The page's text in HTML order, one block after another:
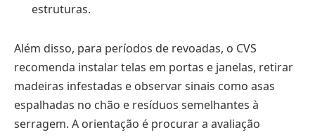
estruturas.
Além disso, para períodos de revoadas, o CVS
recomenda instalar telas em portas e janelas, retirar
madeiras infestadas e observar sinais como asas
espalhadas no chão e resíduos semelhantes à
serragem. A orientação é procurar a avaliação